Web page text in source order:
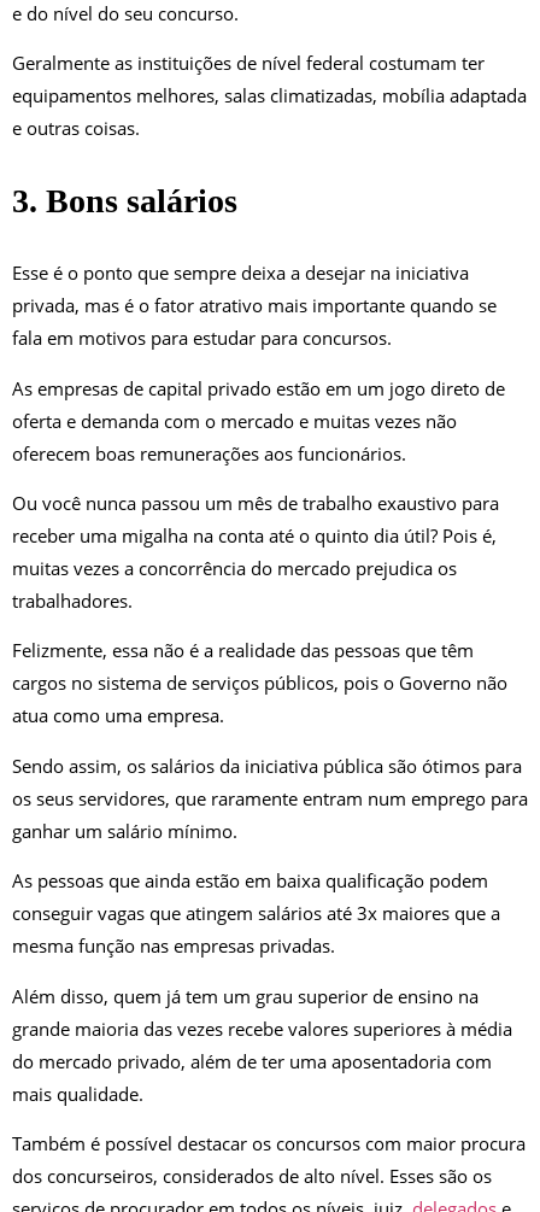
e do nível do seu concurso.
Geralmente as instituições de nível federal costumam ter
equipamentos melhores, salas climatizadas, mobília adaptada
e outras coisas.
3. Bons salários
Esse é o ponto que sempre deixa a desejar na iniciativa
privada, mas é o fator atrativo mais importante quando se
fala em motivos para estudar para concursos.
As empresas de capital privado estão em um jogo direto de
oferta e demanda com o mercado e muitas vezes não
oferecem boas remunerações aos funcionários.
Ou você nunca passou um mês de trabalho exaustivo para
receber uma migalha na conta até o quinto dia útil? Pois é,
muitas vezes a concorrência do mercado prejudica os
trabalhadores.
Felizmente, essa não é a realidade das pessoas que têm
cargos no sistema de serviços públicos, pois o Governo não
atua como uma empresa.
Sendo assim, os salários da iniciativa pública são ótimos para
os seus servidores, que raramente entram num emprego para
ganhar um salário mínimo.
As pessoas que ainda estão em baixa qualificação podem
conseguir vagas que atingem salários até 3x maiores que a
mesma função nas empresas privadas.
Além disso, quem já tem um grau superior de ensino na
grande maioria das vezes recebe valores superiores à média
do mercado privado, além de ter uma aposentadoria com
mais qualidade.
Também é possível destacar os concursos com maior procura
dos concurseiros, considerados de alto nível. Esses são os